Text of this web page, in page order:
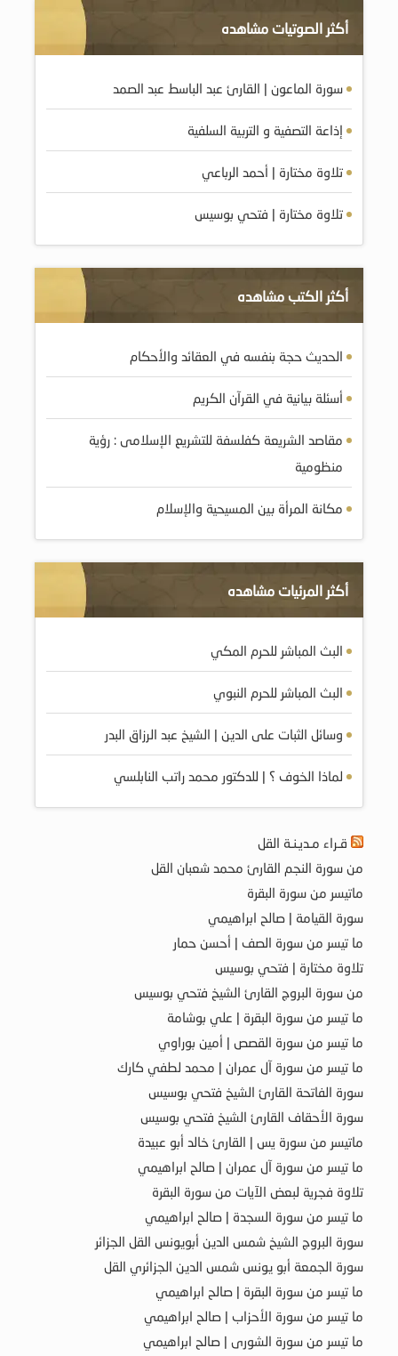
أكثر الصوتيات مشاهده
سورة الماعون | القارئ عبد الباسط عبد الصمد
إذاعة التصفية و التربية السلفية
تلاوة مختارة | أحمد الرباعي
تلاوة مختارة | فتحي بوسيس
أكثر الكتب مشاهده
الحديث حجة بنفسه في العقائد والأحكام
أسئلة بيانية في القرآن الكريم
مقاصد الشريعة كفلسفة للتشريع الإسلامى : رؤية
منظومية
مكانة المرأة بين المسيحية والإسلام
أكثر المرئيات مشاهده
البث المباشر للحرم المكي
البث المباشر للحرم النبوي
وسائل الثبات على الدين | الشيخ عبد الرزاق البدر
لماذا الخوف ؟ | للدكتور محمد راتب النابلسي
قـراء مـديـنـة القل
من سورة النجم القارئ محمد شعبان القل
ماتيسر من سورة البقرة
سورة القيامة | صالح ابراهيمي
ما تيسر من سورة الصف | أحسن حمار
تلاوة مختارة | فتحي بوسيس
من سورة البروج القارئ الشيخ فتحي بوسيس
ما تيسر من سورة البقرة | علي بوشامة
ما تيسر من سورة القصص | أمين بوراوي
ما تيسر من سورة آل عمران | محمد لطفي كارك
سورة الفاتحة القارئ الشيخ فتحي بوسيس
سورة الأحقاف القارئ الشيخ فتحي بوسيس
ماتيسر من سورة يس | القارئ خالد أبو عبيدة
ما تيسر من سورة آل عمران | صالح ابراهيمي
تلاوة فجرية لبعض الآيات من سورة البقرة
ما تيسر من سورة السجدة | صالح ابراهيمي
سورة البروج الشيخ شمس الدين أبويونس القل الجزائر
سورة الجمعة أبو يونس شمس الدين الجزائري القل
ما تيسر من سورة البقرة | صالح ابراهيمي
ما تيسر من سورة الأحزاب | صالح ابراهيمي
ما تيسر من سورة الشورى | صالح ابراهيمي